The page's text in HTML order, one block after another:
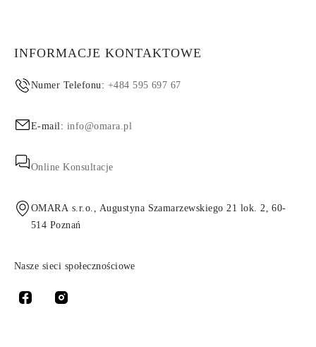
INFORMACJE KONTAKTOWE
Numer Telefonu: +484 595 697 67
E-mail: info@omara.pl
Online Konsultacje
OMARA s.r.o., Augustyna Szamarzewskiego 21 lok. 2, 60-
514 Poznań
Nasze sieci społecznościowe